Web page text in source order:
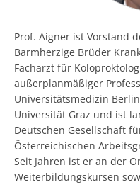
Prof. Aigner ist Vorstand
Barmherzige Brüder
Facharzt für
außerplanmäßiger
Universitätsmedizin
Universität Graz und ist
Deutschen Gesellschaft
Österreichischen
Seit Jahren ist er an der
Weiterbildungskursen